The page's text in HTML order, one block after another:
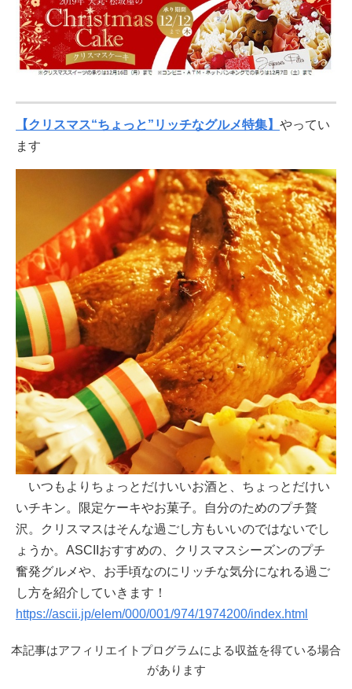
【クリスマス“ちょっと”リッチなグルメ特集】 やってい
ます
いつもよりちょっとだけいいお酒と、ちょっとだけい
いチキン。限定ケーキやお菓子。自分のためのプチ贅
沢。クリスマスはそんな過ごし方もいいのではないでし
ょうか。ASCIIおすすめの、クリスマスシーズンのプチ
奮発グルメや、お手頃なのにリッチな気分になれる過ご
し方を紹介していきます！
https://ascii.jp/elem/000/001/974/1974200/index.html
本記事はアフィリエイトプログラムによる収益を得ている場合
があります